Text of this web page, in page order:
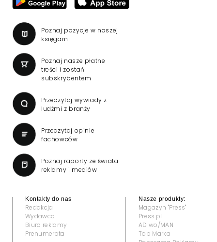
Poznaj pozycje w naszej
księgarni
Poznaj nasze płatne
treści i zostań
subskrybentem
Przeczytaj wywiady z
ludźmi z branży
Przeczytaj opinie
fachowców
Poznaj raporty ze świata
reklamy i mediów
Kontakty do nas
Redakcja
Wydawca
Biuro reklamy
Prenumerata
Nasze produkty:
Magazyn "Press"
Press.pl
AD wo/MAN
Top Marka